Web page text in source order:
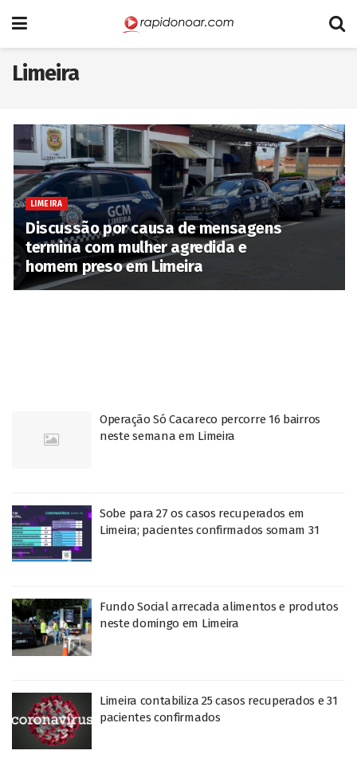
Limeira
LIMEIRA
Discussão por causa de mensagens
termina com mulher agredida e
homem preso em Limeira
Operação Só Cacareco percorre 16 bairros
neste semana em Limeira
Sobe para 27 os casos recuperados em
Limeira; pacientes confirmados somam 31
Fundo Social arrecada alimentos e produtos
neste domingo em Limeira
Limeira contabiliza 25 casos recuperados e 31
pacientes confirmados